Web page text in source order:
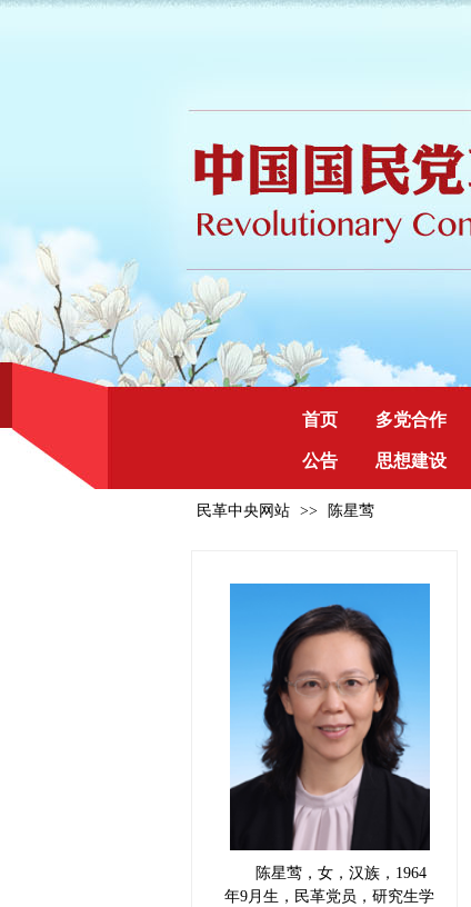
首页 多党合作
公告 思想建设
民革中央网站 >> 陈星莺
陈星莺，女，汉族，1964
年9月生，民革党员，研究生学